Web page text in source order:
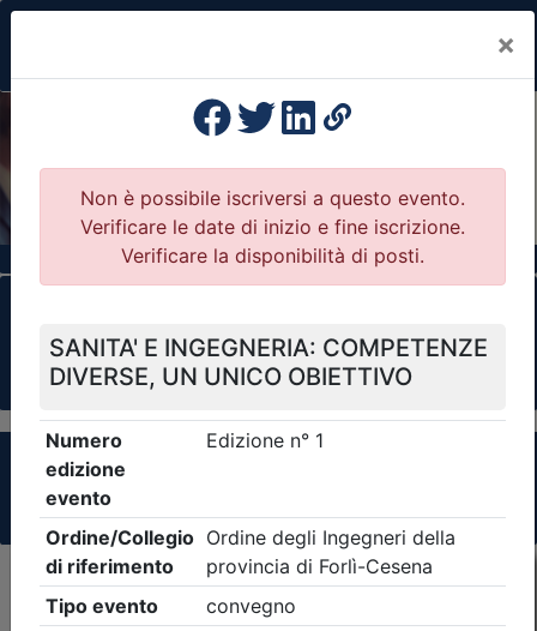
×
Previous
Il portale della formazione per Ordini e
Collegi Professionali
Clicca qui - espandi la sezione dei filtri ricerca
Criteri di ricerca applicati: